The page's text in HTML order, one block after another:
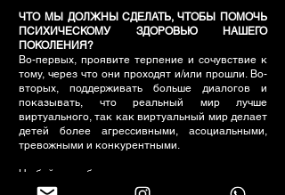
ЧТО МЫ ДОЛЖНЫ СДЕЛАТЬ, ЧТОБЫ ПОМОЧЬ
ПСИХИЧЕСКОМУ ЗДОРОВЬЮ НАШЕГО
ПОКОЛЕНИЯ?
Во-первых, проявите терпение и сочувствие к
тому, через что они проходят и/или прошли. Во-
вторых, поддерживать больше диалогов и
показывать, что реальный мир лучше
виртуального, так как виртуальный мир делает
детей более агрессивными, асоциальными,
тревожными и конкурентными.
Не бойтесь обращаться за помощью и говорить,
что не можете, ведь никто не может быть все